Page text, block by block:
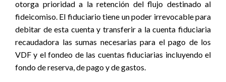
otorga prioridad a la retención del flujo destinado al
fideicomiso. El fiduciario tiene un poder irrevocable para
debitar de esta cuenta y transferir a la cuenta fiduciaria
recaudadora las sumas necesarias para el pago de los
VDF y el fondeo de las cuentas fiduciarias incluyendo el
fondo de reserva, de pago y de gastos.